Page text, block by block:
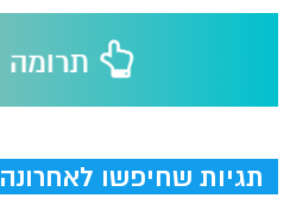
תגיות שחיפשו לאחרונה